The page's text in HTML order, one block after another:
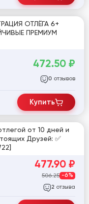
ОТЛЁГА 6+
472.50 ₽
0 отзывов
Купить
от 10 дней и
Друзей: ✅
477.90 ₽
506.25 -6%
2 отзыва